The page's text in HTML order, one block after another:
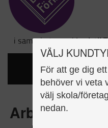
VÄLJ
För att ge dig
behöver vi veta
välj skola/
nedan.
Arbetsmiljö,